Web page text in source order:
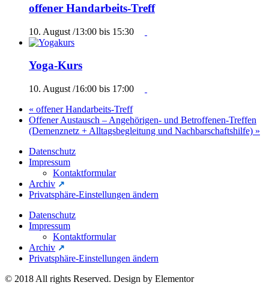
offener Handarbeits-Treff
10. August /13:00 bis 15:30
Yoga-Kurs
10. August /16:00 bis 17:00
« offener Handarbeits-Treff
Offener Austausch – Angehörigen- und Betroffenen-Treffen
(Demenznetz + Alltagsbegleitung und Nachbarschaftshilfe) »
Datenschutz
Impressum
Kontaktformular
Archiv
Privatsphäre-Einstellungen ändern
Datenschutz
Impressum
Kontaktformular
Archiv
Privatsphäre-Einstellungen ändern
© 2018 All rights Reserved. Design by Elementor